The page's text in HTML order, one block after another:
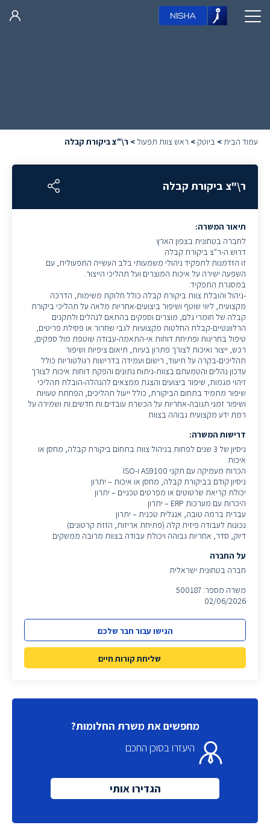
עמוד הבית> ביוטק > ראש צוות תפעול > ר\"צ ביקורת קבלה
ר\"צ ביקורת קבלה
תיאור המשרה:
לחברה בטחונית בצפון הארץ
דרוש.ה-ר"צ ביקורת קבלה
זו הזדמנות לתפקיד ניהולי משמעותי בלב העשייה התפעולית, עם
השפעה ישירה על איכות המוצרים ועל תהליכי הייצור.
במסגרת התפקיד:
-ניהול והובלת צוות ביקורת קבלה כולל חלוקת משימות, הדרכה
מקצועית, ליווי שוטף ושיפור ביצועים-אחריות מלאה על תהליכי ביקורת
קבלה של חומרי גלם, מוצרים וספקים בהתאם לנהלים ולתקנים
הרלוונטיים-קבלת החלטות מקצועיות לגבי שחרור או פסילת פריטים,
טיפול בחריגות ופתיחת דוחות אי-התאמה-עבודה שוטפת מול ספקים,
רכש, ייצור ואיכות לצורך פתרון בעיות, תיאום ציפיות ושיפור
תהליכים-בקרה על תיעוד, רישום ועמידה בדרישות רגולטוריות כולל
עדכון נהלים והטמעתם בצוות-ניתוח נתונים והפקת דוחות איכות לצורך
זיהוי מגמות, שיפור ביצועים והצגת ממצאים להנהלה-הובלת תהליכי
שיפור מתמיד בתחום הביקורת, כולל ייעול תהליכים, הפחתת טעויות
ושיפור זמני תגובה-אחריות על הכשרת עובדים.ות חדשים.ות ושמירה על
רמת ידע מקצועית גבוהה בצוות
דרישות המשרה:
ניסיון של 3 שנים לפחות בניהול צוות בתחום ביקורת קבלה, מחסן או
איכות
הכרות מעמיקה עם תקני AS9100 ו-ISO
ניסיון קודם בביקורת קבלה, מחסן או איכות – יתרון
יכולת קריאת שרטוטים או מפרטים טכניים – יתרון
היכרות עם מערכות ERP – יתרון
עברית ברמה טובה, אנגלית טכנית – יתרון
נכונות לעבודה פיזית קלה (פתיחת אריזות, הזזת קרטונים)
דיוק, סדר, אחריות גבוהה ויכולת עבודה בצוות מרובה ממשקים
על החברה
חברה בטחונית ישראלית
משרה מספר: 500187
02/06/2026
הגישו עבור חבר שלכם
שליחת קורות חיים
מחפשים את משרת החלומות?
היעזרו בסוכן החכם
הגדירו אותי